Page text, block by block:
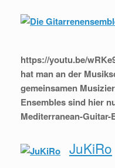
https://youtu.be/
hat man an der
gemeinsamen
Ensembles sind hier
Mediterranean-Guitar-
JuKiRo